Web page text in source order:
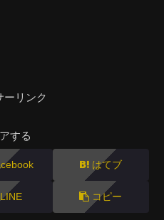
ーリンク
する
はてブ
LINE コピー